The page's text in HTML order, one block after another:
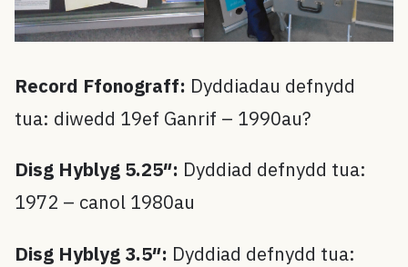
Record Ffonograff: Dyddiadau defnydd
tua: diwedd 19ef Ganrif – 1990au?
Disg Hyblyg 5.25″: Dyddiad defnydd tua:
1972 – canol 1980au
Disg Hyblyg 3.5″: Dyddiad defnydd tua: